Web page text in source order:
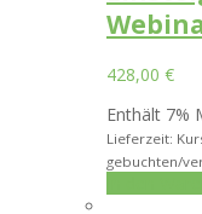
428,00 €
Enthält 7%
Lieferzeit:
gebuchten/